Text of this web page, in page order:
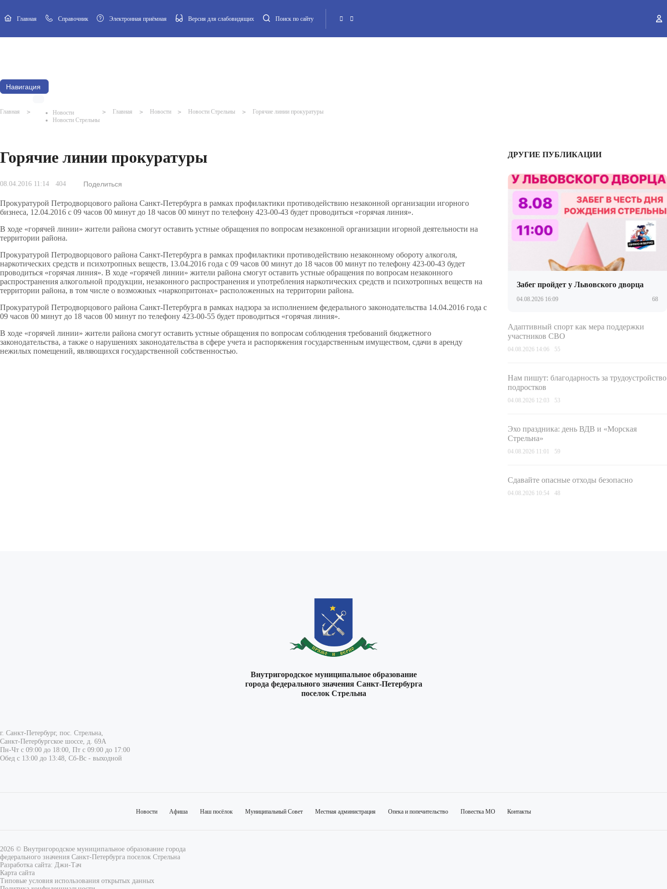
Главная Cправочник Электронная приёмная Версия для слабовидящих Поиск по сайту
Навигация
Главная >
Новости
Новости Стрельны
> Главная > Новости > Новости Стрельны > Горячие линии прокуратуры
Горячие линии прокуратуры
08.04.2016 11:14 404 Поделиться
Прокуратурой Петродворцового района Санкт-Петербурга в рамках профилактики противодействию незаконной организации игорного
бизнеса, 12.04.2016 с 09 часов 00 минут до 18 часов 00 минут по телефону 423-00-43 будет проводиться «горячая линия».
В ходе «горячей линии» жители района смогут оставить устные обращения по вопросам незаконной организации игорной деятельности на
территории района.
Прокуратурой Петродворцового района Санкт-Петербурга в рамках профилактики противодействию незаконному обороту алкоголя,
наркотических средств и психотропных веществ, 13.04.2016 года с 09 часов 00 минут до 18 часов 00 минут по телефону 423-00-43 будет
проводиться «горячая линия». В ходе «горячей линии» жители района смогут оставить устные обращения по вопросам незаконного
распространения алкогольной продукции, незаконного распространения и употребления наркотических средств и психотропных веществ на
территории района, в том числе о возможных «наркопритонах» расположенных на территории района.
Прокуратурой Петродворцового района Санкт-Петербурга в рамках надзора за исполнением федерального законодательства 14.04.2016 года с
09 часов 00 минут до 18 часов 00 минут по телефону 423-00-55 будет проводиться «горячая линия».
В ходе «горячей линии» жители района смогут оставить устные обращения по вопросам соблюдения требований бюджетного
законодательства, а также о нарушениях законодательства в сфере учета и распоряжения государственным имуществом, сдачи в аренду
нежилых помещений, являющихся государственной собственностью.
ДРУГИЕ ПУБЛИКАЦИИ
Забег пройдет у Львовского дворца
04.08.2026 16:09 68
Адаптивный спорт как мера поддержки
участников СВО
04.08.2026 14:06 55
Нам пишут: благодарность за трудоустройство
подростков
04.08.2026 12:03 53
Эхо праздника: день ВДВ и «Морская
Стрельна»
04.08.2026 11:01 59
Сдавайте опасные отходы безопасно
04.08.2026 10:54 48
Внутригородское муниципальное образование
города федерального значения Санкт-Петербурга
поселок Стрельна
г. Санкт-Петербург, пос. Стрельна,
Санкт-Петербургское шоссе, д. 69А
Пн-Чт с 09:00 до 18:00, Пт с 09:00 до 17:00
Обед с 13:00 до 13:48, Сб-Вс - выходной
Новости Афиша Наш посёлок Муниципальный Совет Местная администрация Опека и попечительство Повестка МО Контакты
2026 © Внутригородское муниципальное образование города
федерального значения Санкт-Петербурга поселок Стрельна
Разработка сайта: Джи-Тач
Карта сайта
Типовые условия использования открытых данных